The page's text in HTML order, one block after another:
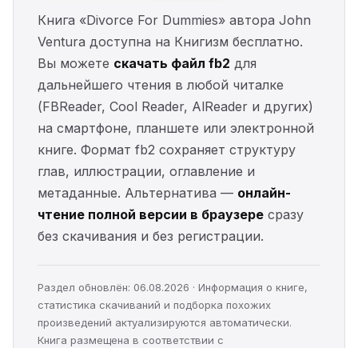
Книга «Divorce For Dummies» автора John
Ventura доступна на Книгизм бесплатно.
Вы можете скачать файл fb2 для
дальнейшего чтения в любой читалке
(FBReader, Cool Reader, AlReader и других)
на смартфоне, планшете или электронной
книге. Формат fb2 сохраняет структуру
глав, иллюстрации, оглавление и
метаданные. Альтернатива — онлайн-
чтение полной версии в браузере сразу
без скачивания и без регистрации.
Раздел обновлён: 06.08.2026 · Информация о книге,
статистика скачиваний и подборка похожих
произведений актуализируются автоматически.
Книга размещена в соответствии с